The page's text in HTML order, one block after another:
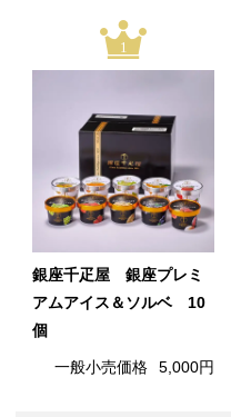
1
銀座千疋屋 銀座プレミ
アムアイス＆ソルベ 10
個
一般小売価格 5,000円